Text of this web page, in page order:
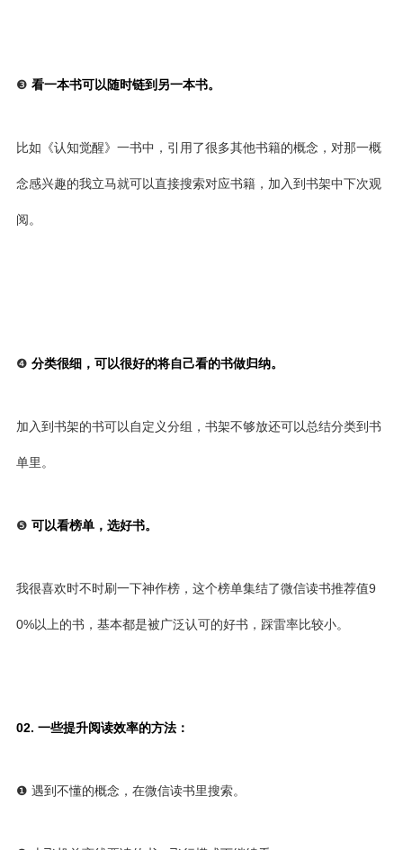
❸ 看一本书可以随时链到另一本书。
比如《认知觉醒》一书中，引用了很多其他书籍的概念，对那一概
念感兴趣的我立马就可以直接搜索对应书籍，加入到书架中下次观
阅。
❹ 分类很细，可以很好的将自己看的书做归纳。
加入到书架的书可以自定义分组，书架不够放还可以总结分类到书
单里。
❺ 可以看榜单，选好书。
我很喜欢时不时刷一下神作榜，这个榜单集结了微信读书推荐值9
0%以上的书，基本都是被广泛认可的好书，踩雷率比较小。
02. 一些提升阅读效率的方法：
❶ 遇到不懂的概念，在微信读书里搜索。